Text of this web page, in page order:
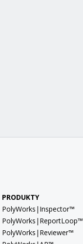
PRODUKTY
PolyWorks|Inspector™
PolyWorks|ReportLoop™
PolyWorks|Reviewer™